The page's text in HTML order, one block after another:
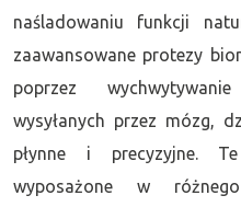
naśladowaniu funkcji
zaawansowane protezy
poprzez
wysyłanych przez mózg,
płynne i precyzyjne.
wyposażone w